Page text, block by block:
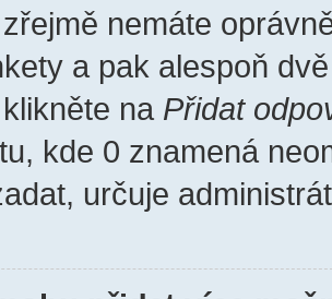
nemáte
a pak alespoň
na Přidat
kde 0 znamená
určuje